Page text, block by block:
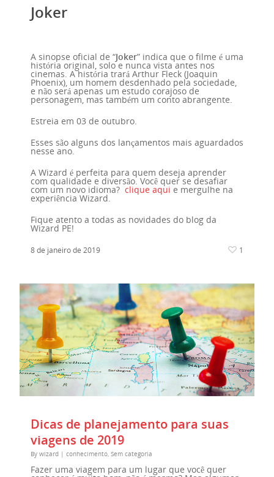
Joker
A sinopse oficial de “Joker” indica que o filme é uma
história original, solo e nunca vista antes nos
cinemas. A história trará Arthur Fleck (Joaquin
Phoenix), um homem desdenhado pela sociedade,
e não será apenas um estudo corajoso de
personagem, mas também um conto abrangente.
Estreia em 03 de outubro.
Esses são alguns dos lançamentos mais aguardados
nesse ano.
A Wizard é perfeita para quem deseja aprender
com qualidade e diversão. Você quer se desafiar
com um novo idioma? clique aqui e mergulhe na
experiência Wizard.
Fique atento a todas as novidades do blog da
Wizard PE!
8 de janeiro de 2019 1
Dicas de planejamento para suas
viagens de 2019
By wizard | conhecimento Sem categoria
Fazer uma viagem para um lugar que você quer